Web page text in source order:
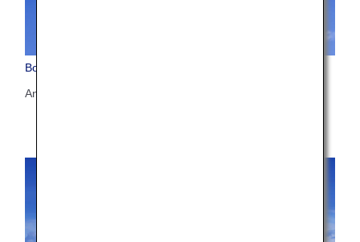
Boeing 787-9 (789)
Anzahl der Sitzplätze: 246/215/206